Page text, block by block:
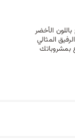
الأخضر
المثالي
بمشروباتك